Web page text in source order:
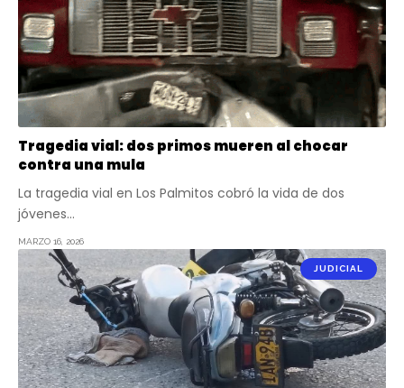
Tragedia vial: dos primos mueren al chocar
contra una mula
La tragedia vial en Los Palmitos cobró la vida de dos
jóvenes…
MARZO 16, 2026
JUDICIAL